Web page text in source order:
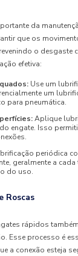
da
que os
o desgaste
efetiva:
Use um
um
para pneumática.
Aplique
engate. Isso
periódica
geralmente a
do uso.
Roscas
rápidos
Esse processo é
a conexão esteja